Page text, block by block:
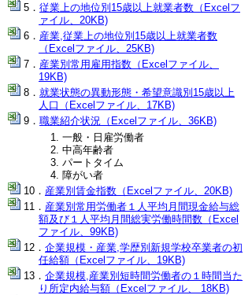
従業上の地位別15歳以上就業者数（Excelフ
ァイル、20KB)
産業,従業上の地位別15歳以上就業者数
（Excelファイル、25KB)
産業別常用雇用指数（Excelファイル、
19KB)
就業状態の異動形態・希望意識別15歳以上
人口（Excelファイル、17KB)
職業紹介状況（Excelファイル、36KB)
一般・日雇労働者
中高年齢者
パートタイム
障がい者
産業別賃金指数（Excelファイル、20KB)
産業別常用労働者１人平均月間現金給与総
額及び１人平均月間総実労働時間数（Excel
ファイル、99KB)
企業規模・産業,学歴別新規学校卒業者の初
任給額（Excelファイル、19KB)
企業規模,産業別短時間労働者の１時間当た
り所定内給与額（Excelファイル、 18KB)